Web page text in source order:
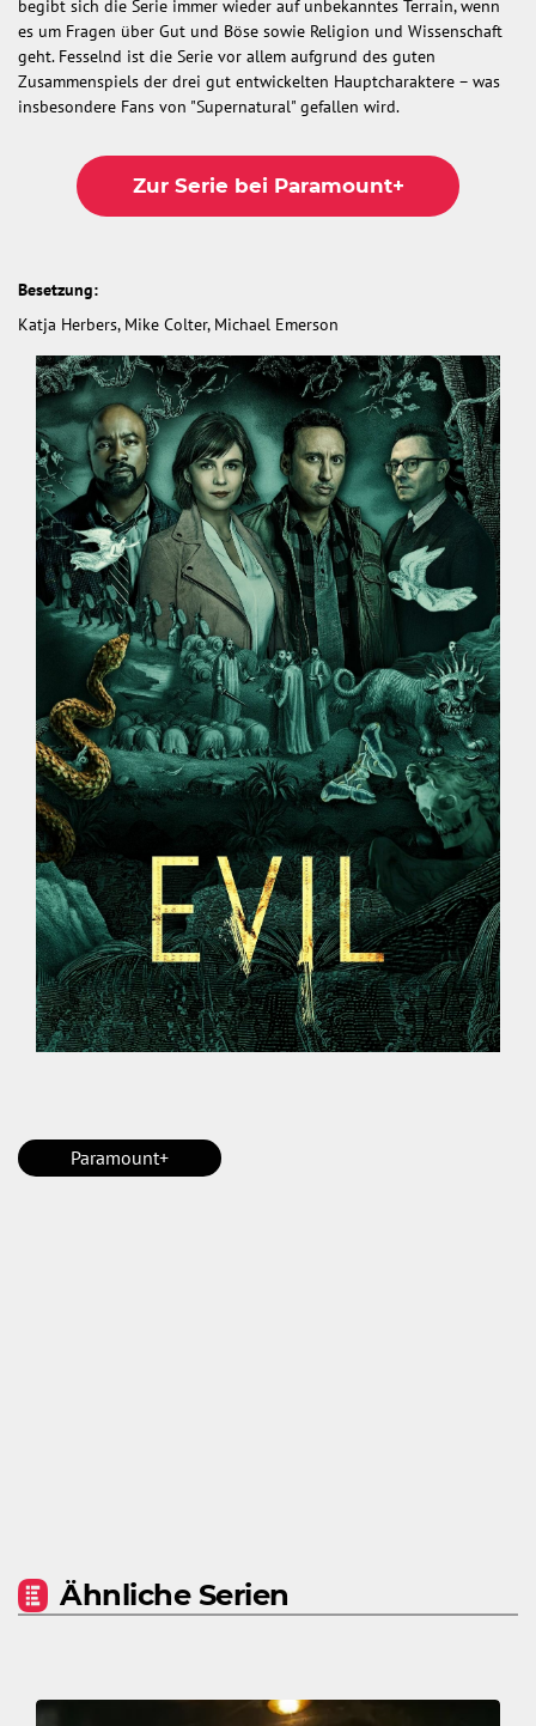
begibt sich die Serie immer wieder auf unbekanntes Terrain, wenn
es um Fragen über Gut und Böse sowie Religion und Wissenschaft
geht. Fesselnd ist die Serie vor allem aufgrund des guten
Zusammenspiels der drei gut entwickelten Hauptcharaktere – was
insbesondere Fans von "Supernatural" gefallen wird.
Zur Serie bei Paramount+
Besetzung:
Katja Herbers, Mike Colter, Michael Emerson
Paramount+
Ähnliche Serien